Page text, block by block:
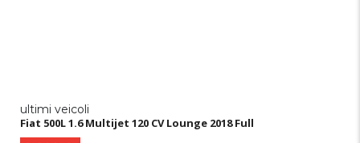
ultimi veicoli
Fiat 500L 1.6 Multijet 120 CV Lounge 2018 Full